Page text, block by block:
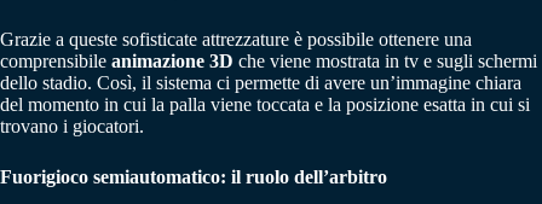
Grazie a queste sofisticate attrezzature è possibile ottenere una
comprensibile animazione 3D che viene mostrata in tv e sugli schermi
dello stadio. Così, il sistema ci permette di avere un’immagine chiara
del momento in cui la palla viene toccata e la posizione esatta in cui si
trovano i giocatori.
Fuorigioco semiautomatico: il ruolo dell’arbitro